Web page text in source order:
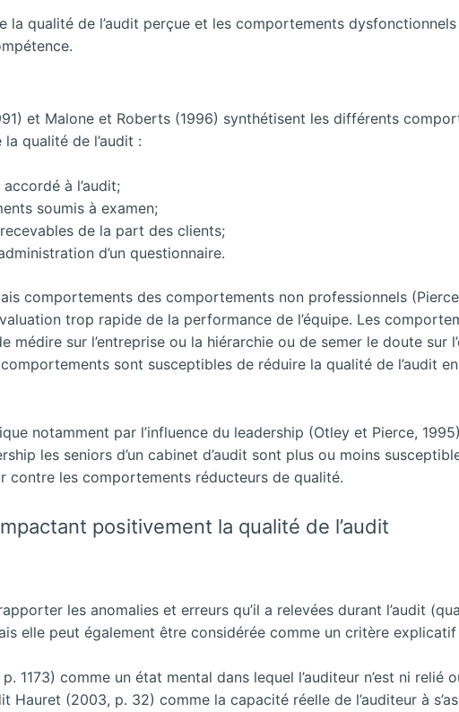
qualité de l’audit perçue et les comportements
et Malone et Roberts (1996) synthétisent les différents
qualité de l’audit :
à l’audit;
soumis à examen;
de la part des clients;
d’un questionnaire.
comportements des comportements non professionnels
trop rapide de la performance de l’équipe. Les
médire sur l’entreprise ou la hiérarchie ou de semer le doute sur
sont susceptibles de réduire la qualité de l’audit
notamment par l’influence du leadership (Otley et Pierce,
les seniors d’un cabinet d’audit sont plus ou moins
contre les comportements réducteurs de qualité.
positivement la qualité de l’audit
les anomalies et erreurs qu’il a relevées durant l’audit
elle peut également être considérée comme un critère explicatif
1173) comme un état mental dans lequel l’auditeur n’est ni relié
Hauret (2003, p. 32) comme la capacité réelle de l’auditeur à